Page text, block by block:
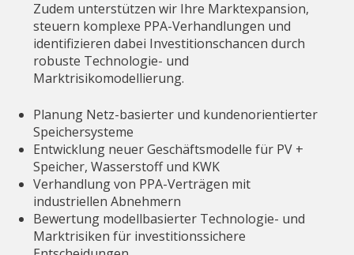
Zudem unterstützen wir Ihre Marktexpansion,
steuern komplexe PPA-Verhandlungen und
identifizieren dabei Investitionschancen durch
robuste Technologie- und
Marktrisikomodellierung.
Planung Netz-basierter und kundenorientierter
Speichersysteme
Entwicklung neuer Geschäftsmodelle für PV +
Speicher, Wasserstoff und KWK
Verhandlung von PPA-Verträgen mit
industriellen Abnehmern
Bewertung modellbasierter Technologie- und
Marktrisiken für investitionssichere